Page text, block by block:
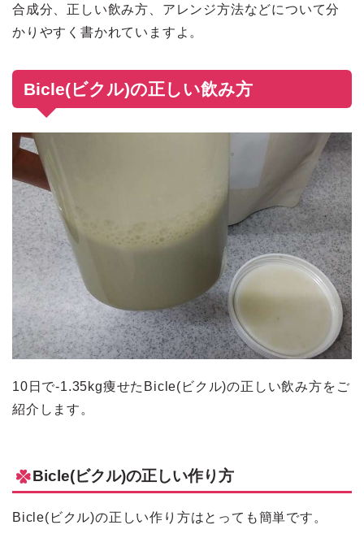
合成分、正しい飲み方、アレンジ方法などについて分
かりやすく書かれていますよ。
Bicle(ビクル)の正しい飲み方
10日で-1.35kg痩せたBicle(ビクル)の正しい飲み方をご
紹介します。
Bicle(ビクル)の正しい作り方
Bicle(ビクル)の正しい作り方はとっても簡単です。